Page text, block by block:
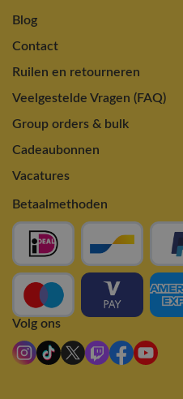
Blog
Contact
Ruilen en retourneren
Veelgestelde Vragen (FAQ)
Group orders & bulk
Cadeaubonnen
Vacatures
Betaalmethoden
Volg ons